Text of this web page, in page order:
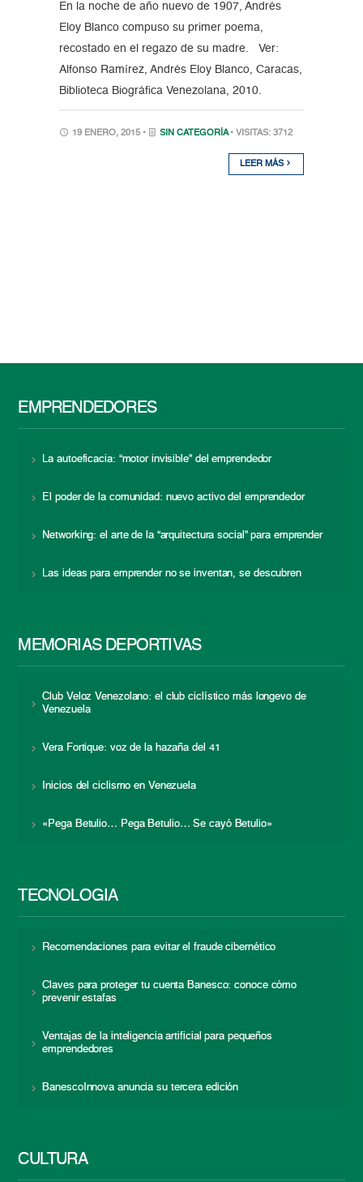
En la noche de año nuevo de 1907, Andrés
Eloy Blanco compuso su primer poema,
recostado en el regazo de su madre. Ver:
Alfonso Ramírez, Andrés Eloy Blanco, Caracas,
Biblioteca Biográfica Venezolana, 2010.
19 ENERO, 2015 • SIN CATEGORÍA • VISITAS: 3712
LEER MÁS
EMPRENDEDORES
La autoeficacia: “motor invisible” del emprendedor
El poder de la comunidad: nuevo activo del emprendedor
Networking: el arte de la “arquitectura social” para emprender
Las ideas para emprender no se inventan, se descubren
MEMORIAS DEPORTIVAS
Club Veloz Venezolano: el club ciclístico más longevo de
Venezuela
Vera Fortique: voz de la hazaña del 41
Inicios del ciclismo en Venezuela
«Pega Betulio… Pega Betulio… Se cayó Betulio»
TECNOLOGÍA
Recomendaciones para evitar el fraude cibernético
Claves para proteger tu cuenta Banesco: conoce cómo
prevenir estafas
Ventajas de la inteligencia artificial para pequeños
emprendedores
BanescoInnova anuncia su tercera edición
CULTURA